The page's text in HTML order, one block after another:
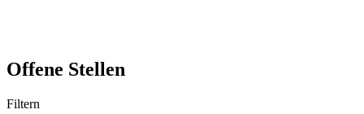
Offene Stellen
Filtern